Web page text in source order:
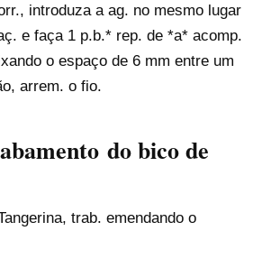
introduza a ag. no mesmo lugar
e faça 1 p.b.* rep. de *a* acomp.
o espaço de 6 mm entre um
arrem. o fio.
do bico de
trab. emendando o